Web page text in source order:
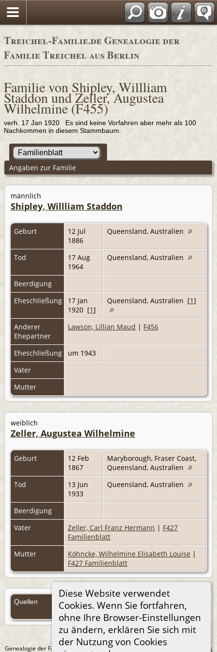
Adressbücher
Treichel-Familie.de Genealogie der
Familie Treichel aus Berlin
Diese Website verwendet
Cookies. Wenn Sie fortfahren,
ohne Ihre Browser-Einstellungen
zu ändern, erklären Sie sich mit
der Nutzung von Cookies
Familie von Shipley, Willliam
Staddon und Zeller, Augustea
Wilhelmine (F455)
verh. 17 Jan 1920 Es sind keine Vorfahren aber mehr als 100
Nachkommen in diesem Stammbaum.
Angaben zur Familie
männlich
Shipley, Willliam Staddon
Geburt
12 Jul
1886
Queensland, Australien
Tod
17 Aug
1964
Queensland, Australien
Beerdigung
Eheschließung
17 Jan
1920 [1]
Queensland, Australien [1]
Anderer
Ehepartner
Lawson, Lillian Maud | F456
Eheschließung
um 1943
Vater
Mutter
weiblich
Zeller, Augustea Wilhelmine
Geburt
12 Feb
1867
Maryborough, Fraser Coast,
Queensland, Australien
Tod
13 Jun
1933
Queensland, Australien
Beerdigung
Vater
Zeller, Carl Franz Hermann | F427
Familienblatt
Mutter
Köhncke, Wilhelmine Elisabeth Louise |
F427 Familienblatt
Quellen
Quellen (Anmelden)
Genealogie der Familie Treichel aus Berlin. - erstellt und betreut von Andreas